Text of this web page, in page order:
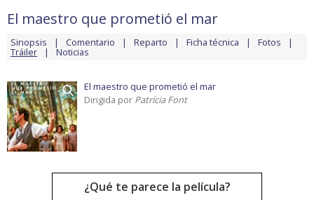
El maestro que prometió el mar
Sinopsis Comentario Reparto Ficha técnica Fotos
Tráiler Noticias
El maestro que prometió el mar
Dirigida por Patrícia Font
¿Qué te parece la película?